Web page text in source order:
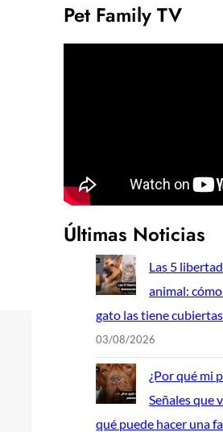
Pet Family TV
Últimas Noticias
Las 5
animal:
gato las tiene
03/08/2026
¿Por qué mi
Señales que
qué puede hacer una